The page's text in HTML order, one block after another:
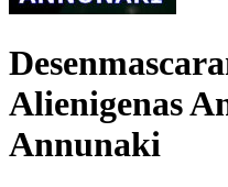
Alienigenas
Annunaki